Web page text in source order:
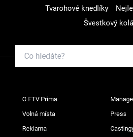
Tvarohové knedlíky
Švestkový
O FTV Prima
Volná místa Press
Reklama